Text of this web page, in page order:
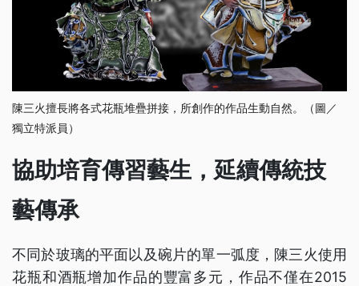
陳三火擅長將各式花瓶堆疊拼接，所創作的作品生動自然。（圖／
獨立特派員）
協助培育傳習藝生，延續傳統技
藝傳承
不同於玻璃的平面以及碗片的單一弧度，陳三火使用
花瓶和酒瓶增加作品的豐富多元，作品不僅在2015